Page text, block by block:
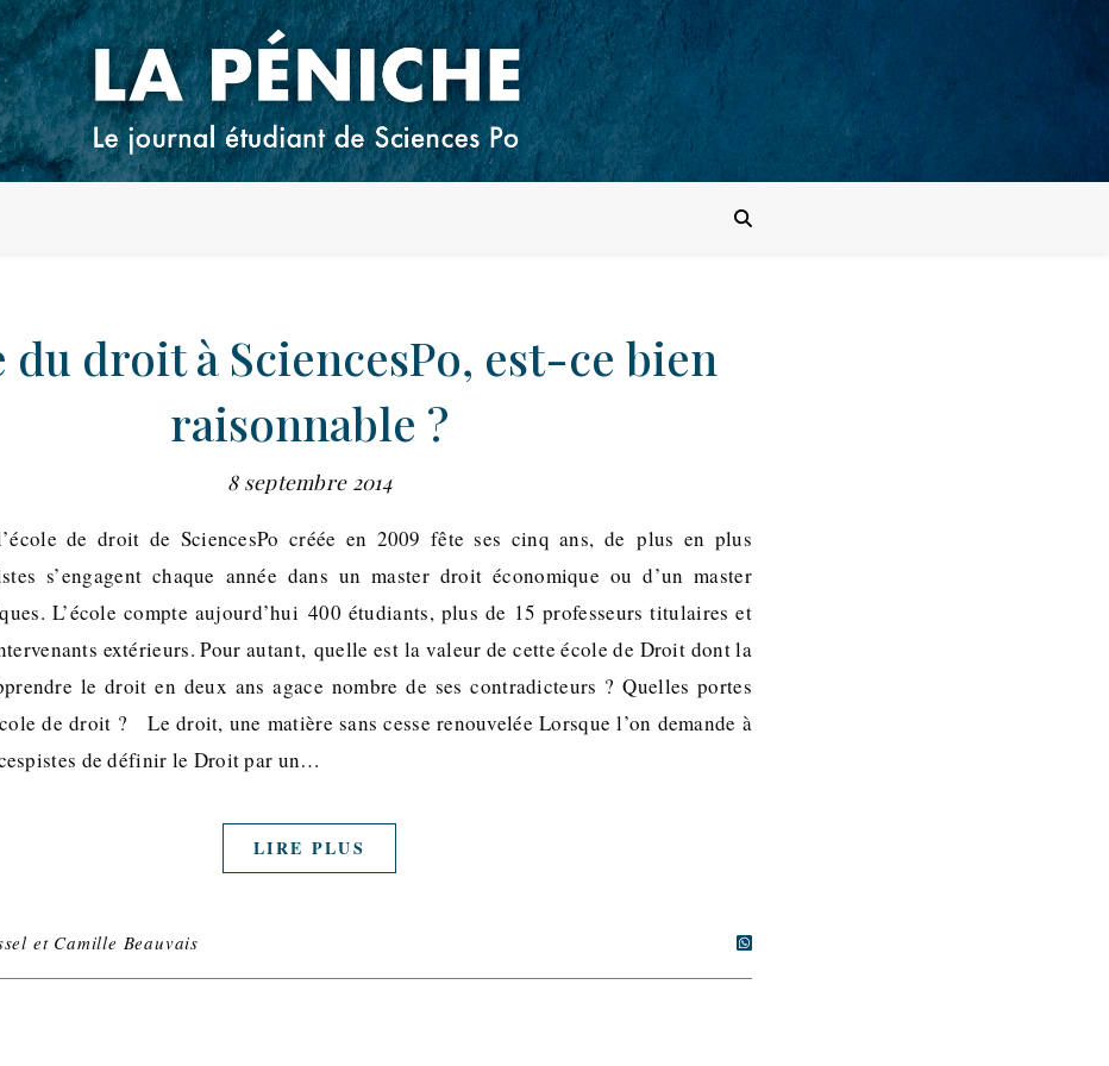
du droit à SciencesPo, est-ce bien
raisonnable ?
8 septembre 2014
de droit de SciencesPo créée en 2009 fête ses cinq ans, de plus en plus
s’engagent chaque année dans un master droit économique ou d’un master
L’école compte aujourd’hui 400 étudiants, plus de 15 professeurs titulaires et
extérieurs. Pour autant, quelle est la valeur de cette école de Droit dont la
le droit en deux ans agace nombre de ses contradicteurs ? Quelles portes
de droit ? Le droit, une matière sans cesse renouvelée Lorsque l’on demande à
de définir le Droit par un…
LIRE PLUS
et Camille Beauvais